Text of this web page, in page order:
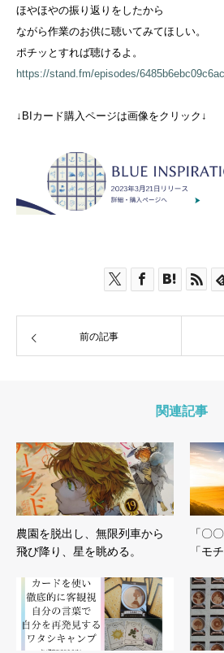
ほやほやの振り返りをしたから
ながら作業のお供に聴いてみてほしい。
ポチッとすれば聴けるよ。
https://stand.fm/episodes/
↓BIカード購入ページは画像をクリック↓
前の記事
関連記事
農園を脱出し、無限列車から
飛び降り、星を眺める。
「〇
「モ